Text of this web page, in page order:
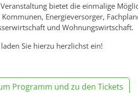
bietet die einmalige
Energieversorger,
und Wohnungswirtschaft.
Sie hierzu herzlichst ein!
Programm und zu den Tickets